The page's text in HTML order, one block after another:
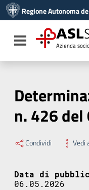
Vai al menu di
Vai al footer
Regione Autonoma
Toggle navigation
ASL
Azienda
n. 426
Condividi Vedi
Data di
06.05.2026